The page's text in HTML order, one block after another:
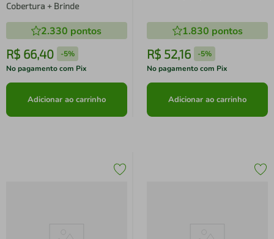
Cobertura + Brinde
2.330 pontos
R$ 66,40 -5%
No pagamento com Pix
Adicionar ao carrinho
1.830 pontos
R$ 52,16 -5%
No pagamento com Pix
Adicionar ao carrinho